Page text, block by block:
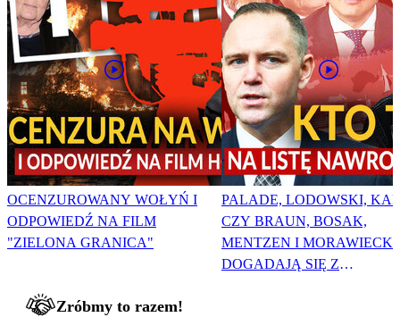
OCENZUROWANY WOŁYŃ I
ODPOWIEDŹ NA FILM
"ZIELONA GRANICA"
PALADE, LODOWSKI,
CZY BRAUN, BOSAK,
MENTZEN I MORAWIECKI
DOGADAJĄ SIĘ Z
Zróbmy to razem!